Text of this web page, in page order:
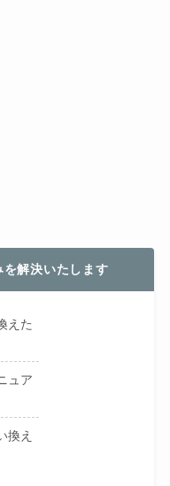
解決いたします
えた
ュア
換え